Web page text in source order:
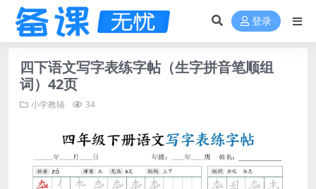
登录
四下语文写字表练字帖（生字拼音笔顺组
词）42页
小学教辅 34